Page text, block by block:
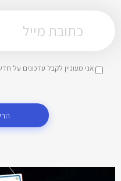
אני מעוניין לקבל עדכונים על